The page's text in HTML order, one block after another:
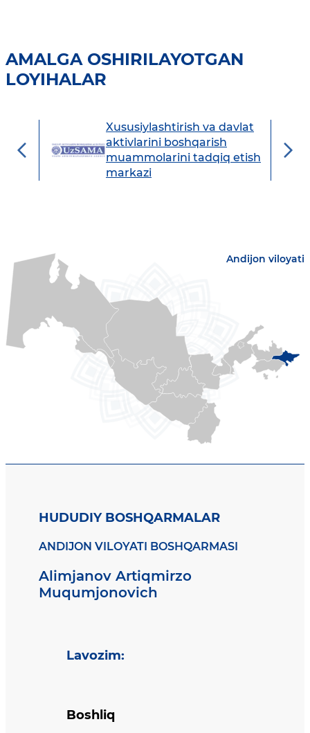
AMALGA OSHIRILAYOTGAN
LOYIHALAR
Xususiylashtirish va davlat
aktivlarini boshqarish
muammolarini tadqiq etish
markazi
Andijon viloyati
HUDUDIY BOSHQARMALAR
ANDIJON VILOYATI BOSHQARMASI
Alimjanov Artiqmirzo
Muqumjonovich
Lavozim:
Boshliq